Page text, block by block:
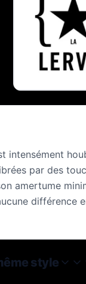
par des
amertume
différence
style